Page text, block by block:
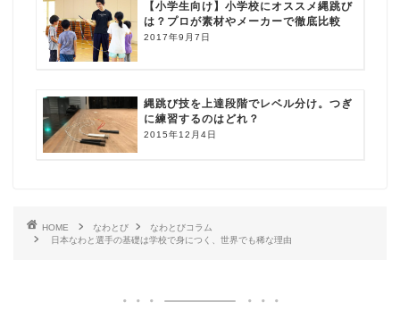
【小学生向け】小学校にオススメ縄跳び
は？プロが素材やメーカーで徹底比較
2017年9月7日
縄跳び技を上達段階でレベル分け。つぎ
に練習するのはどれ？
2015年12月4日
HOME なわとび
なわとびコラム
日本なわと選手の基礎は学校で身につく、世界でも稀な理由